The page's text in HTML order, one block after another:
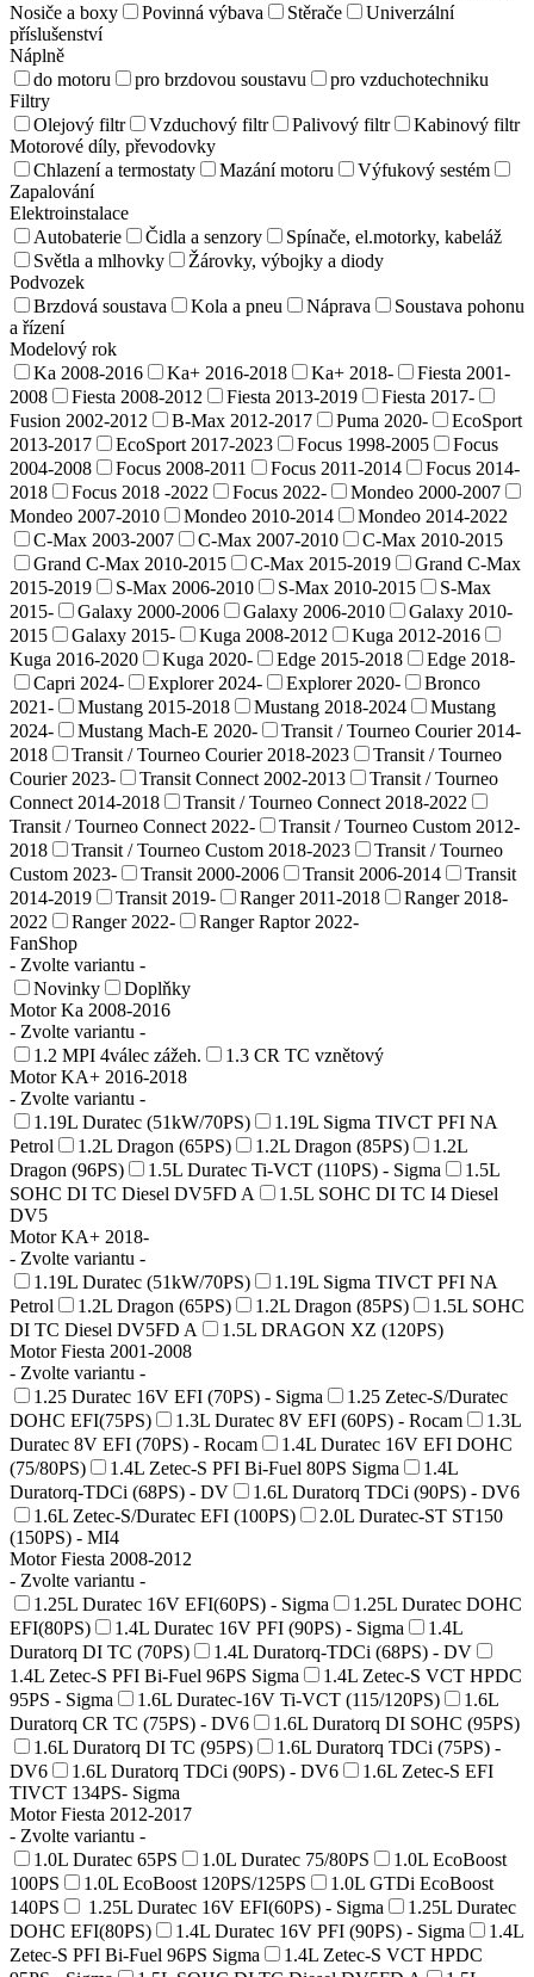
Nosiče a boxy
Povinná výbava Stěrače
Univerzální
příslušenství
Náplně
do motoru
pro brzdovou soustavu
pro vzduchotechniku
Filtry
Olejový filtr
Vzduchový filtr Palivový filtr
Kabinový filtr
Motorové díly, převodovky
Chlazení a termostaty
Mazání motoru
Výfukový sestém
Zapalování
Elektroinstalace
Autobaterie
Čidla a senzory
Spínače, el.motorky, kabeláž
Světla a mlhovky
Žárovky, výbojky a diody
Podvozek
Brzdová soustava
Kola a pneu Náprava
Soustava pohonu
a řízení
Modelový rok
Ka 2008-2016
Ka+ 2016-2018 Ka+ 2018-
Fiesta 2001-
2008
Fiesta 2008-2012 Fiesta 2013-2019
Fiesta 2017-
Fusion 2002-2012
B-Max 2012-2017 Puma 2020-
EcoSport
2013-2017
EcoSport 2017-2023 Focus 1998-2005
Focus
2004-2008
Focus 2008-2011 Focus 2011-2014
Focus 2014-
2018
Focus 2018 -2022 Focus 2022-
Mondeo 2000-2007
Mondeo 2007-2010
Mondeo 2010-2014
Mondeo 2014-2022
C-Max 2003-2007
C-Max 2007-2010
C-Max 2010-2015
Grand C-Max 2010-2015
C-Max 2015-2019
Grand C-Max
2015-2019
S-Max 2006-2010 S-Max 2010-2015
S-Max
2015-
Galaxy 2000-2006 Galaxy 2006-2010
Galaxy 2010-
2015
Galaxy 2015- Kuga 2008-2012
Kuga 2012-2016
Kuga 2016-2020
Kuga 2020- Edge 2015-2018
Edge 2018-
Capri 2024-
Explorer 2024- Explorer 2020-
Bronco
2021-
Mustang 2015-2018 Mustang 2018-2024
Mustang
2024-
Mustang Mach-E 2020-
Transit / Tourneo Courier 2014-
2018
Transit / Tourneo Courier 2018-2023
Transit / Tourneo
Courier 2023-
Transit Connect 2002-2013
Transit / Tourneo
Connect 2014-2018
Transit / Tourneo Connect 2018-2022
Transit / Tourneo Connect 2022-
Transit / Tourneo Custom 2012-
2018
Transit / Tourneo Custom 2018-2023
Transit / Tourneo
Custom 2023-
Transit 2000-2006 Transit 2006-2014
Transit
2014-2019
Transit 2019- Ranger 2011-2018
Ranger 2018-
2022
Ranger 2022-
Ranger Raptor 2022-
FanShop
- Zvolte variantu -
Novinky
Doplňky
Motor Ka 2008-2016
- Zvolte variantu -
1.2 MPI 4válec zážeh.
1.3 CR TC vznětový
Motor KA+ 2016-2018
- Zvolte variantu -
1.19L Duratec (51kW/70PS)
1.19L Sigma TIVCT PFI NA
Petrol
1.2L Dragon (65PS) 1.2L Dragon (85PS)
1.2L
Dragon (96PS)
1.5L Duratec Ti-VCT (110PS) - Sigma
1.5L
SOHC DI TC Diesel DV5FD A
1.5L SOHC DI TC I4 Diesel
DV5
Motor KA+ 2018-
- Zvolte variantu -
1.19L Duratec (51kW/70PS)
1.19L Sigma TIVCT PFI NA
Petrol
1.2L Dragon (65PS) 1.2L Dragon (85PS)
1.5L SOHC
DI TC Diesel DV5FD A
1.5L DRAGON XZ (120PS)
Motor Fiesta 2001-2008
- Zvolte variantu -
1.25 Duratec 16V EFI (70PS) - Sigma
1.25 Zetec-S/Duratec
DOHC EFI(75PS)
1.3L Duratec 8V EFI (60PS) - Rocam
1.3L
Duratec 8V EFI (70PS) - Rocam
1.4L Duratec 16V EFI DOHC
(75/80PS)
1.4L Zetec-S PFI Bi-Fuel 80PS Sigma
1.4L
Duratorq-TDCi (68PS) - DV
1.6L Duratorq TDCi (90PS) - DV6
1.6L Zetec-S/Duratec EFI (100PS)
2.0L Duratec-ST ST150
(150PS) - MI4
Motor Fiesta 2008-2012
- Zvolte variantu -
1.25L Duratec 16V EFI(60PS) - Sigma
1.25L Duratec DOHC
EFI(80PS)
1.4L Duratec 16V PFI (90PS) - Sigma
1.4L
Duratorq DI TC (70PS)
1.4L Duratorq-TDCi (68PS) - DV
1.4L Zetec-S PFI Bi-Fuel 96PS Sigma
1.4L Zetec-S VCT HPDC
95PS - Sigma
1.6L Duratec-16V Ti-VCT (115/120PS)
1.6L
Duratorq CR TC (75PS) - DV6
1.6L Duratorq DI SOHC (95PS)
1.6L Duratorq DI TC (95PS)
1.6L Duratorq TDCi (75PS) -
DV6
1.6L Duratorq TDCi (90PS) - DV6
1.6L Zetec-S EFI
TIVCT 134PS- Sigma
Motor Fiesta 2012-2017
- Zvolte variantu -
1.0L Duratec 65PS
1.0L Duratec 75/80PS
1.0L EcoBoost
100PS
1.0L EcoBoost 120PS/125PS
1.0L GTDi EcoBoost
140PS
1.25L Duratec 16V EFI(60PS) - Sigma
1.25L Duratec
DOHC EFI(80PS)
1.4L Duratec 16V PFI (90PS) - Sigma
1.4L
Zetec-S PFI Bi-Fuel 96PS Sigma
1.4L Zetec-S VCT HPDC